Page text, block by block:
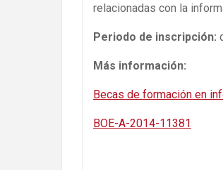
relacionadas con la
Periodo de inscripción:
Más información:
Becas de formación en
BOE-A-2014-11381